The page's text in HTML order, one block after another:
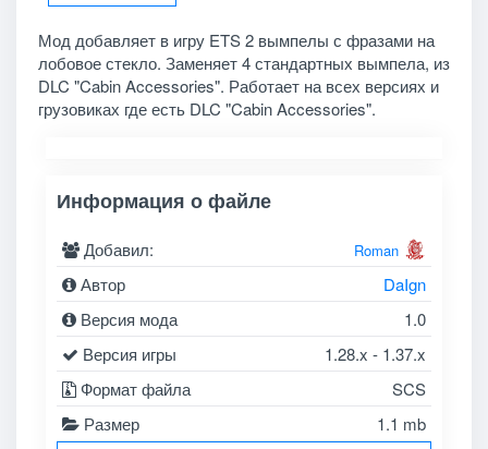
Мод добавляет в игру ETS 2 вымпелы с фразами на
лобовое стекло. Заменяет 4 стандартных вымпела, из
DLC "Cabin Accessories". Работает на всех версиях и
грузовиках где есть DLC "Cabin Accessories".
Информация о файле
Добавил: Roman
Автор
DaIgn
Версия мода
1.0
Версия игры
1.28.x - 1.37.x
Формат файла
SCS
Размер
1.1 mb